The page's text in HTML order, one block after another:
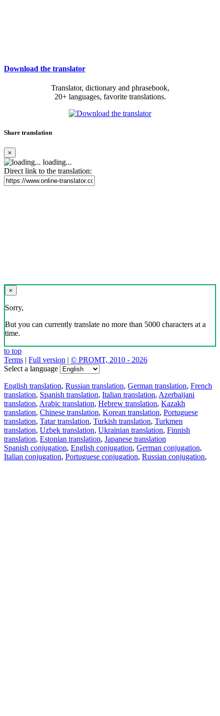
Download the translator
Translator, dictionary and phrasebook,
20+ languages, favorite translations.
Share translation
×
loading...
Direct link to the translation:
×
Sorry,
But you can currently translate no more than 5000 characters at a
time.
to top
Terms | Full version | © PROMT, 2010 - 2026
Select a language
English translation, Russian translation, German translation, French
translation, Spanish translation, Italian translation, Azerbaijani
translation, Arabic translation, Hebrew translation, Kazakh
translation, Chinese translation, Korean translation, Portuguese
translation, Tatar translation, Turkish translation, Turkmen
translation, Uzbek translation, Ukrainian translation, Finnish
translation, Estonian translation, Japanese translation
Spanish conjugation, English conjugation, German conjugation,
Italian conjugation, Portuguese conjugation, Russian conjugation,